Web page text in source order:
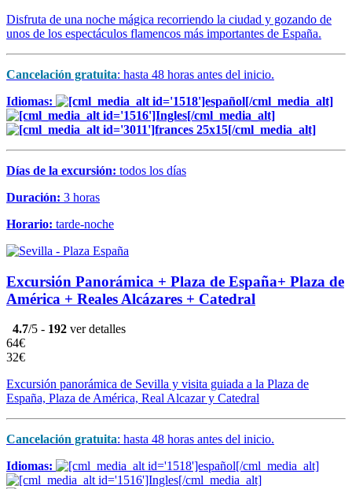
Disfruta de una noche mágica recorriendo la ciudad y gozando de
unos de los espectáculos flamencos más importantes de España.
Cancelación gratuita: hasta 48 horas antes del inicio.
Idiomas:
Días de la excursión: todos los días
Duración: 3 horas
Horario: tarde-noche
Excursión Panorámica + Plaza de España+ Plaza de
América + Reales Alcázares + Catedral
4.7/5 - 192 ver detalles
64€
32€
Excursión panorámica de Sevilla y visita guiada a la Plaza de
España, Plaza de América, Real Alcazar y Catedral
Cancelación gratuita: hasta 48 horas antes del inicio.
Idiomas: